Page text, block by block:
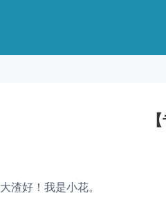
大渣好！我是小花。